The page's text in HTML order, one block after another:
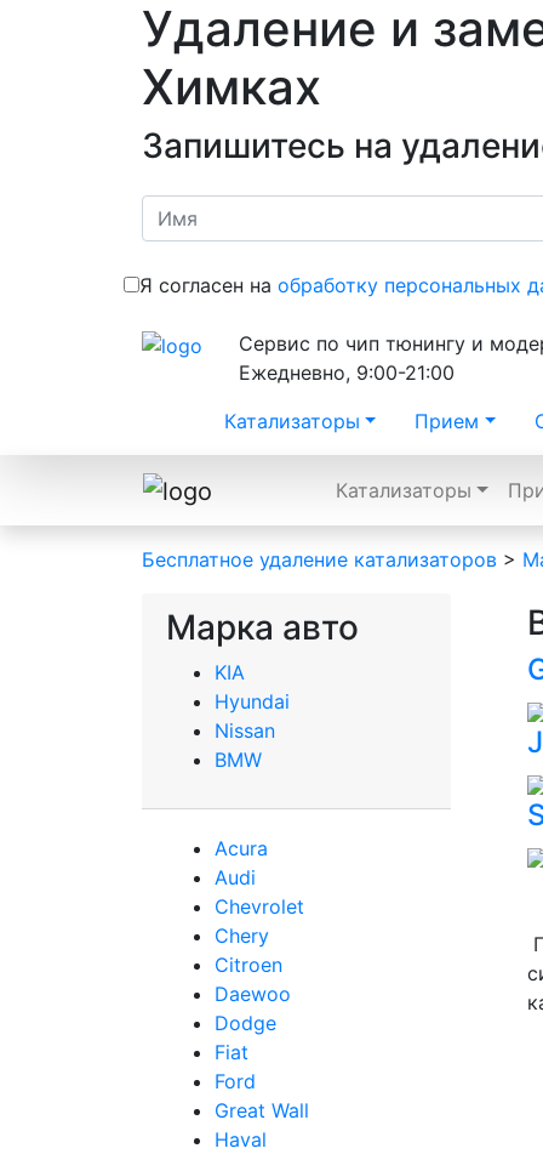
Удаление и
Химках
Запишитесь на
Я согласен на обработку персональных
Сервис по чип тюнингу и
Ежедневно, 9:00-21:00
Катализаторы
Прием
Катализаторы
Бесплатное удаление катализаторов >
Марка авто
KIA
Hyundai
Nissan
BMW
Acura
Audi
Сhevrolet
Chery
Сitroen
Daewoo
Dodge
Fiat
Ford
Great Wall
Haval